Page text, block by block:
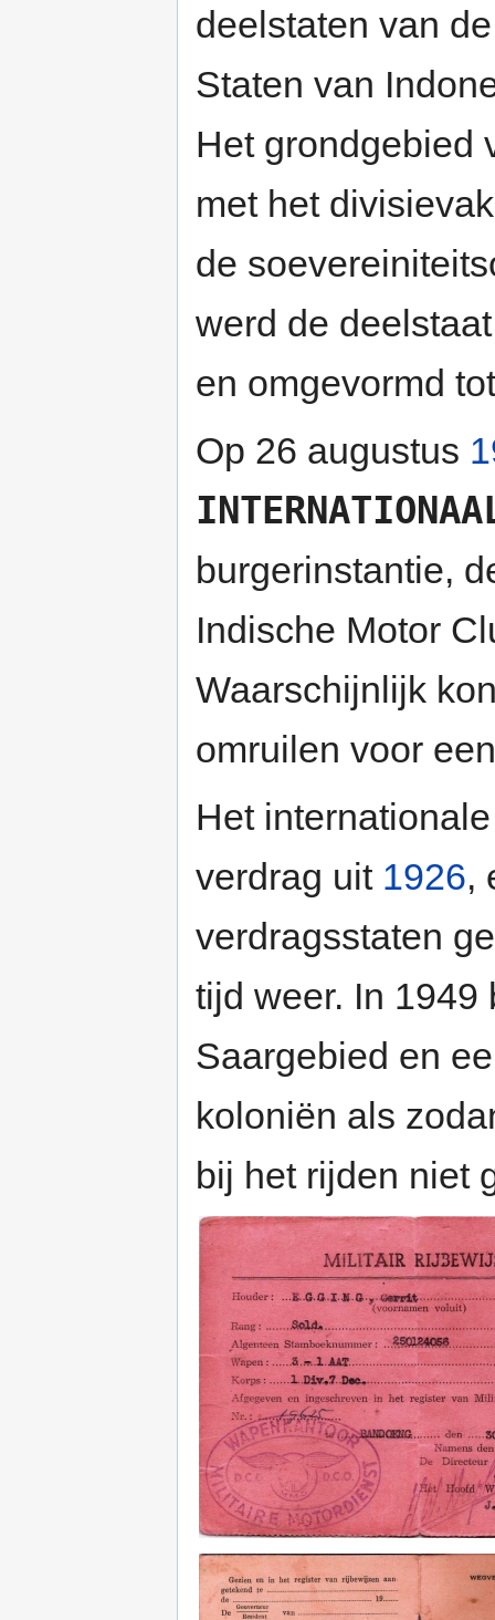
deelstaten van
Staten van
Het grondgebied
met het
de
werd de
en omgevormd
Op 26 augustus
burgerinstantie,
Indische Motor
Waarschijnlijk
omruilen voor
Het
verdrag uit 1926,
verdragsstaten
tijd weer. In 1949
Saargebied en
koloniën als
bij het rijden niet